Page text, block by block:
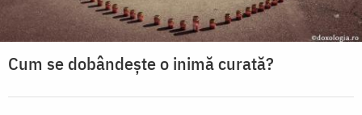
Cum se dobândește o inimă curată?